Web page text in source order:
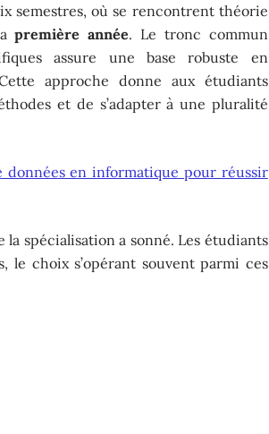
semestres, où se rencontrent théorie
première année. Le tronc commun
assure une base robuste en
approche donne aux étudiants
et de s’adapter à une pluralité
données en informatique pour réussir
la spécialisation a sonné. Les étudiants
le choix s’opérant souvent parmi ces